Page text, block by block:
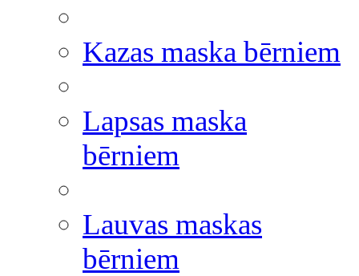
Kazas maska bērniem
Lapsas maska
bērniem
Lauvas maskas
bērniem